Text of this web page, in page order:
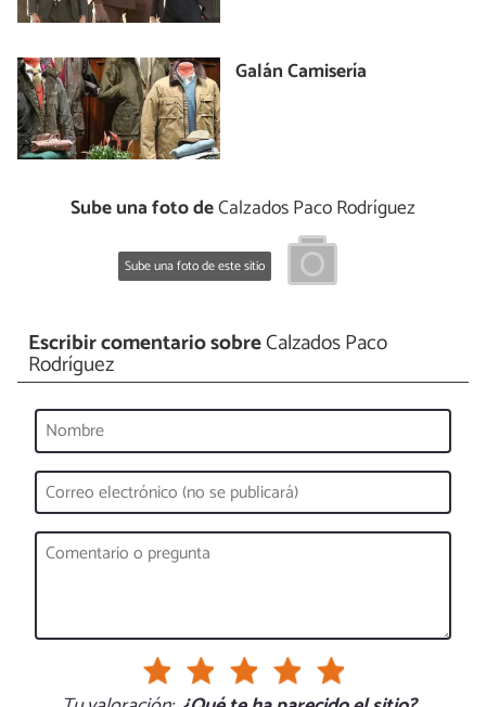
Galán Camisería
Sube una foto deCalzados Paco Rodríguez
Sube una foto de este sitio
Escribir comentario sobreCalzados Paco
Rodríguez